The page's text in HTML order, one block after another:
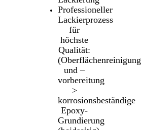
Professioneller
Lackierprozess
für
höchste
Qualität:
(Oberflächenreinigung
und –
vorbereitung
>
korrosionsbeständige
Epoxy-
Grundierung